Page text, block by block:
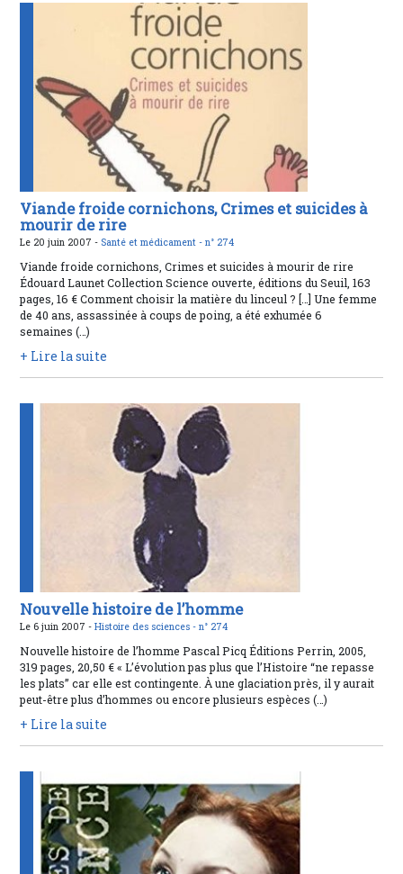
Viande froide cornichons, Crimes et suicides à
mourir de rire
Le 20 juin 2007 - Santé et médicament -n° 274
Viande froide cornichons, Crimes et suicides à mourir de rire
Édouard Launet Collection Science ouverte, éditions du Seuil, 163
pages, 16 € Comment choisir la matière du linceul ? […] Une femme
de 40 ans, assassinée à coups de poing, a été exhumée 6
semaines (…)
+ Lire la suite
Nouvelle histoire de l’homme
Le 6 juin 2007 -Histoire des sciences -n° 274
Nouvelle histoire de l’homme Pascal Picq Éditions Perrin, 2005,
319 pages, 20,50 € « L’évolution pas plus que l’Histoire “ne repasse
les plats” car elle est contingente. À une glaciation près, il y aurait
peut-être plus d’hommes ou encore plusieurs espèces (…)
+ Lire la suite